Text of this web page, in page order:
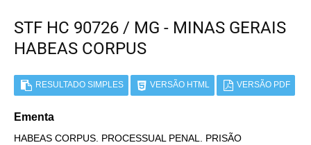
STF HC 90726 / MG - MINAS GERAIS
HABEAS CORPUS
RESULTADO SIMPLES VERSÃO HTML VERSÃO PDF
Ementa
HABEAS CORPUS. PROCESSUAL PENAL. PRISÃO